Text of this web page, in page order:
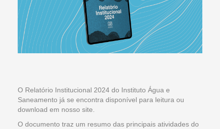
O Relatório Institucional 2024 do Instituto Água e
Saneamento já se encontra disponível para leitura ou
download em nosso site.
O documento traz um resumo das principais atividades do